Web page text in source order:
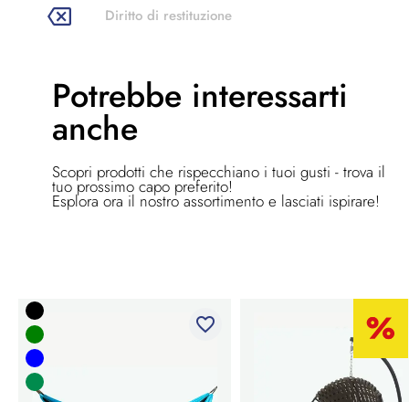
Diritto di restituzione
Potrebbe interessarti
anche
Scopri prodotti che rispecchiano i tuoi gusti - trova il
tuo prossimo capo preferito!
Esplora ora il nostro assortimento e lasciati ispirare!
favorite_border